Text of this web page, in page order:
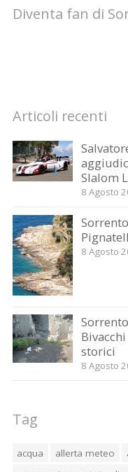
Diventa fan di
Articoli recenti
Slalom
8 Agosto
8 Agosto
storici
8 Agosto
Tag
acqua allerta meteo